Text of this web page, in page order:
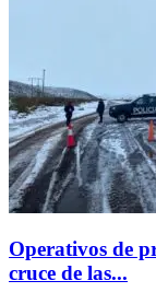
Operativos de
cruce de las...